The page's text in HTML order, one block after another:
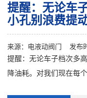
提醒：无论车
小孔别浪费提
来源： 电液动阀门 发布
提醒：无论车子档次多
降油耗。对我们现在每